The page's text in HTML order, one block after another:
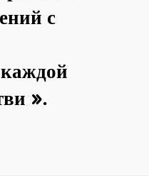
с
».